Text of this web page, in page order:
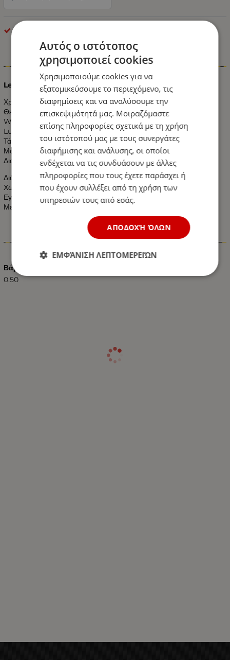
optonica
Πληροφορίες
Led Cob Downlight 8 W Epistar Chip Λευκό Ημέρας
Χρώμα: Λευκό Ημέρας
Θερμοκρασία Χρώματος: 4500k
Watt: 8W
Lumen: 560LM
Τάση: 230V AC
Μοίρες:
60°
Διαστάσεις: Φ95 x 55mm Ύψος
Διάμετρος Κοπής: 85mm
Χωρίς UV και IR Ακτινοβολία
Εγγύηση 2 Χρόνια
Με Πιστοποιητικά CE & RoHS
Χαρακτηριστικά
Βάρος (kg.)
0.50
Αυτός ο ιστότοπος
χρησιμοποιεί cookies
Χρησιμοποιούμε cookies για να
εξατομικεύσουμε το περιεχόμενο, τις
διαφημίσεις και να αναλύσουμε την
επισκεψιμότητά μας. Μοιραζόμαστε
επίσης πληροφορίες σχετικά με τη χρήση
του ιστότοπού μας με τους συνεργάτες
διαφήμισης και ανάλυσης, οι οποίοι
ενδέχεται να τις συνδυάσουν με άλλες
πληροφορίες που τους έχετε παράσχει ή
που έχουν συλλέξει από τη χρήση των
υπηρεσιών τους από εσάς.
ΑΠΟΔΟΧΉ ΌΛΩΝ
ΕΜΦΆΝΙΣΗ ΛΕΠΤΟΜΕΡΕΙΏΝ